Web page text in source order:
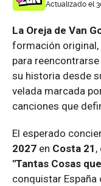
Actualizado el
La Oreja de Van
formación original,
para
su historia desde
velada marcada
canciones que
El esperado
2027 en Costa 21 ,
"Tantas Cosas
conquistar